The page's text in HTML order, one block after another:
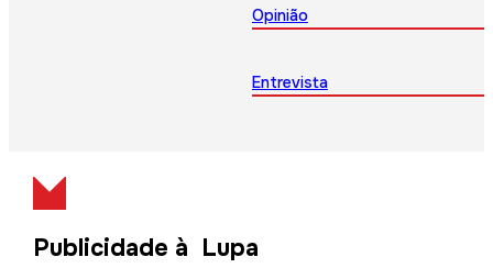
Opinião
Entrevista
Publicidade à Lupa